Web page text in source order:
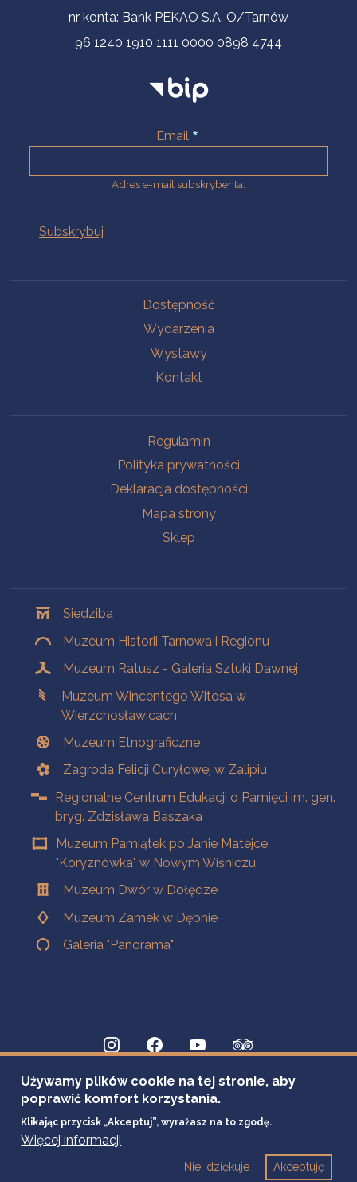
nr konta: Bank PEKAO S.A. O/Tarnów
96 1240 1910 1111 0000 0898 4744
Email
Adres e-mail subskrybenta.
Dostępność
Wydarzenia
Wystawy
Kontakt
Regulamin
Polityka prywatności
Deklaracja dostępności
Mapa strony
Sklep
Siedziba
Muzeum Historii Tarnowa i Regionu
Muzeum Ratusz - Galeria Sztuki Dawnej
Muzeum Wincentego Witosa w
Wierzchosławicach
Muzeum Etnograficzne
Zagroda Felicji Curyłowej w Zalipiu
Regionalne Centrum Edukacji o Pamięci im. gen.
bryg. Zdzisława Baszaka
Muzeum Pamiątek po Janie Matejce
"Koryznówka" w Nowym Wiśniczu
Muzeum Dwór w Dołędze
Muzeum Zamek w Dębnie
Galeria "Panorama"
Używamy plików cookie na tej stronie, aby
poprawić komfort korzystania.
Klikając przycisk „Akceptuj”, wyrażasz na to zgodę.
Więcej informacji
Akceptuję
Nie, dziękuje